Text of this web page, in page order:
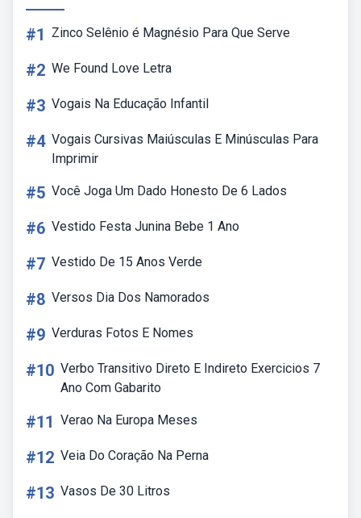
#1 Zinco Selênio é Magnésio Para Que Serve
#2 We Found Love Letra
#3 Vogais Na Educação Infantil
#4 Vogais Cursivas Maiúsculas E Minúsculas Para
Imprimir
#5 Você Joga Um Dado Honesto De 6 Lados
#6 Vestido Festa Junina Bebe 1 Ano
#7 Vestido De 15 Anos Verde
#8 Versos Dia Dos Namorados
#9 Verduras Fotos E Nomes
#10 Verbo Transitivo Direto E Indireto Exercicios 7
Ano Com Gabarito
#11 Verao Na Europa Meses
#12 Veia Do Coração Na Perna
#13 Vasos De 30 Litros